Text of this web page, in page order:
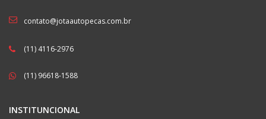
contato@jotaautopecas.com.br
(11) 4116-2976
(11) 96618-1588
INSTITUNCIONAL